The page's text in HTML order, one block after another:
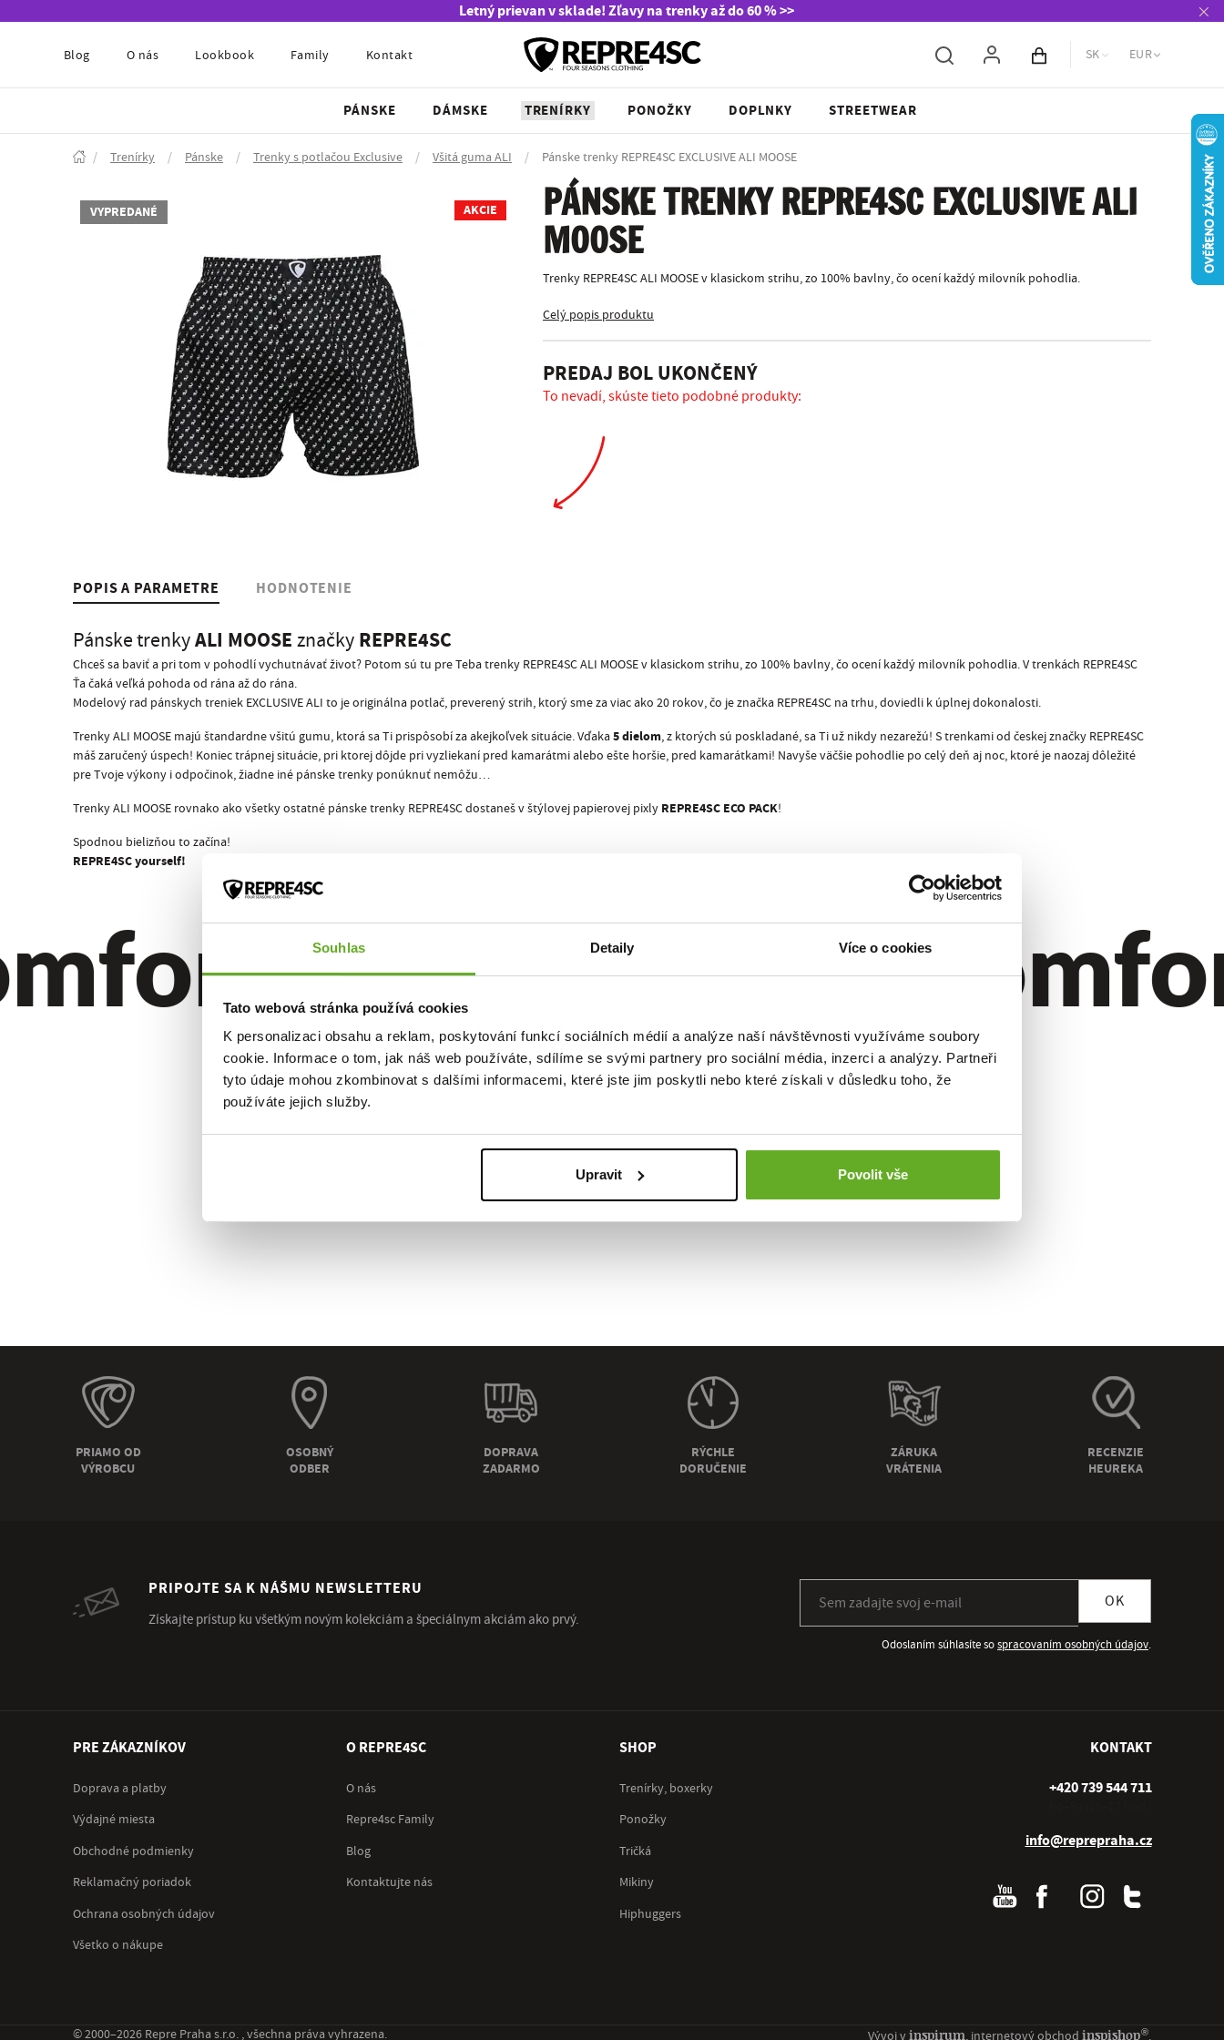
Souhlas Detaily Více o cookies
Tato webová stránka používá cookies
K personalizaci obsahu a reklam, poskytování funkcí sociálních médií a analýze naší návštěvnosti využíváme soubory
cookie. Informace o tom, jak náš web používáte, sdílíme se svými partnery pro sociální média, inzerci a analýzy. Partneři
tyto údaje mohou zkombinovat s dalšími informacemi, které jste jim poskytli nebo které získali v důsledku toho, že
používáte jejich služby.
Upravit Povolit vše
Letný prievan v sklade! Zľavy na trenky až do 60 % >>
Blog O nás Lookbook Family Kontakt Obsah košíka
SK EUR
PÁNSKE DÁMSKE TRENÍRKY PONOŽKY DOPLNKY STREETWEAR
/ Trenírky / Pánske / Trenky s potlačou Exclusive / Všitá guma ALI / Pánske trenky REPRE4SC EXCLUSIVE ALI MOOSE
VYPREDANÉ AKCIE
PÁNSKE TRENKY REPRE4SC EXCLUSIVE ALI
MOOSE
Trenky REPRE4SC ALI MOOSE v klasickom strihu, zo 100% bavlny, čo ocení každý milovník pohodlia.
Celý popis produktu
PREDAJ BOL UKONČENÝ
To nevadí, skúste tieto podobné produkty:
POPIS A PARAMETRE HODNOTENIE
Pánske trenkyALI MOOSE značky REPRE4SC
Chceš sa baviť a pri tom v pohodlí vychutnávať život? Potom sú tu pre Teba trenky REPRE4SC ALI MOOSE v klasickom strihu, zo 100% bavlny, čo ocení každý milovník pohodlia. V trenkách REPRE4SC
Ťa čaká veľká pohoda od rána až do rána.
Modelový rad pánskych treniek EXCLUSIVE ALI to je originálna potlač, preverený strih, ktorý sme za viac ako 20 rokov, čo je značka REPRE4SC na trhu, doviedli k úplnej dokonalosti.
Trenky ALI MOOSE majú štandardne všitú gumu, ktorá sa Ti prispôsobí za akejkoľvek situácie. Vďaka5 dielom, z ktorých sú poskladané, sa Ti už nikdy nezarežú! S trenkami od českej značky REPRE4SC
máš zaručený úspech! Koniec trápnej situácie, pri ktorej dôjde pri vyzliekaní pred kamarátmi alebo ešte horšie, pred kamarátkami! Navyše väčšie pohodlie po celý deň aj noc, ktoré je naozaj dôležité
pre Tvoje výkony i odpočinok, žiadne iné pánske trenky ponúknuť nemôžu…
Trenky ALI MOOSE rovnako ako všetky ostatné pánske trenky REPRE4SC dostaneš v štýlovej papierovej pixly REPRE4SC ECO PACK!
Spodnou bielizňou to začína!
REPRE4SC yourself!
Kvalita. Štýl.
PRIAMO OD
VÝROBCU
OSOBNÝ
ODBER
DOPRAVA
ZADARMO
RÝCHLE
DORUČENIE
ZÁRUKA
VRÁTENIA
RECENZIE
HEUREKA
PRIPOJTE SA K NÁŠMU NEWSLETTERU
Získajte prístup ku všetkým novým kolekciám a špeciálnym akciám ako prvý.
OK
Odoslaním súhlasíte sospracovaním osobných údajov.
PRE ZÁKAZNÍKOV
Doprava a platby
Výdajné miesta
Obchodné podmienky
Reklamačný poriadok
Ochrana osobných údajov
Všetko o nákupe
O REPRE4SC
O nás
Repre4sc Family
Blog
Kontaktujte nás
SHOP
Trenírky, boxerky
Ponožky
Tričká
Mikiny
Hiphuggers
KONTAKT
+420 739 544 711
info@reprepraha.cz
© 2000–2026 Repre Praha s.r.o. , všechna práva vyhrazena. Vývoj vinspirum, internetový obchod inspishop®.